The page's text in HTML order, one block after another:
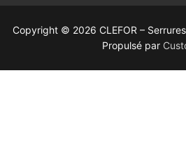
Copyright © 2026 CLEFOR –
Propulsé par